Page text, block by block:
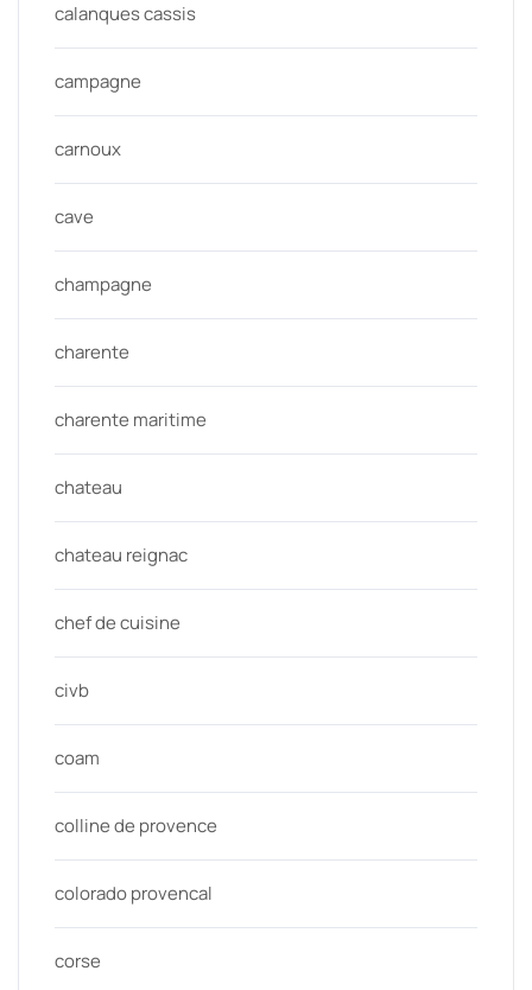
calanques cassis
campagne
carnoux
cave
champagne
charente
charente maritime
chateau
chateau reignac
chef de cuisine
civb
coam
colline de provence
colorado provencal
corse